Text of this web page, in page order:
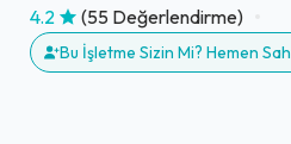
4.2 (55 Değerlendirme)
Bu İşletme Sizin Mi? Hemen